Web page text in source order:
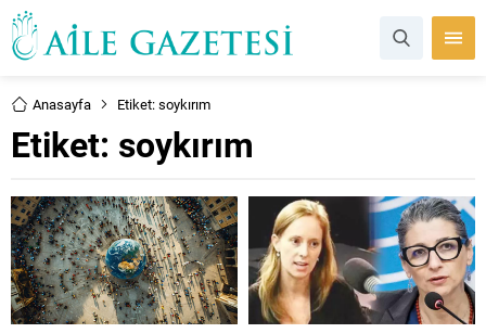
Anasayfa Etiket: soykırım
Etiket: soykırım